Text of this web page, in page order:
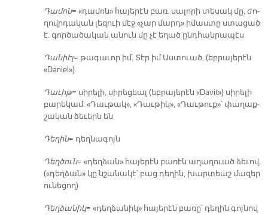
Դա­մոն= «դա­մոն» հա­յե­րէն բառ. սա­լո­րի տե­սակ մը, ժո­
ղովր­դա­կան լե­զուի մէջ «չար մարդ» ի­մաս­տը ստա­ցած
է. գոր­ծա­ծա­կան ա­նուն մը չէ ե­ղած ընդ­հան­րա­պէս
Դա­նիէլ= թա­գա­ւոր իմ, Տէր իմ Աս­տուած, (եբ­րա­յե­րէն
«Daniel»)
Դա­ւիթ= սի­րե­լի, սի­րե­ցեալ (եբ­րա­յե­րէն «Davit») սի­րե­լի
բա­րե­կամ. «Դաւ­թակ», «Դաւ­թիկ», «Դաւ­թուք»՝ փա­ղաք­
շա­կան ձե­ւերն են
Դե­ղին= դեղ­նա­գոյն
Դեղ­ծուն= «դեղ­ձան» հա­յե­րէն բա­ռէն ա­ղա­ղուած ձե­ւով.
(«դեղ­ձան» կը նշա­նա­կէ՝ բաց դե­ղին, խար­տեաշ մա­զեր
ու­նե­ցող)
Դեղ­ձա­նիկ= «դեղ­ձա­նիկ» հա­յե­րէն բա­ռը՝ դե­ղին գոյ­նով